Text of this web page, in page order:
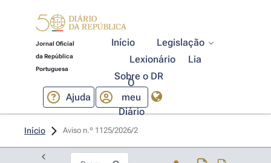
Jornal Oficial
da República
Portuguesa
Início
Legislação
Lexionário
Lia
Sobre o DR
Ajuda
O
meu
Diário
Início Aviso n.º 1125/2026/2